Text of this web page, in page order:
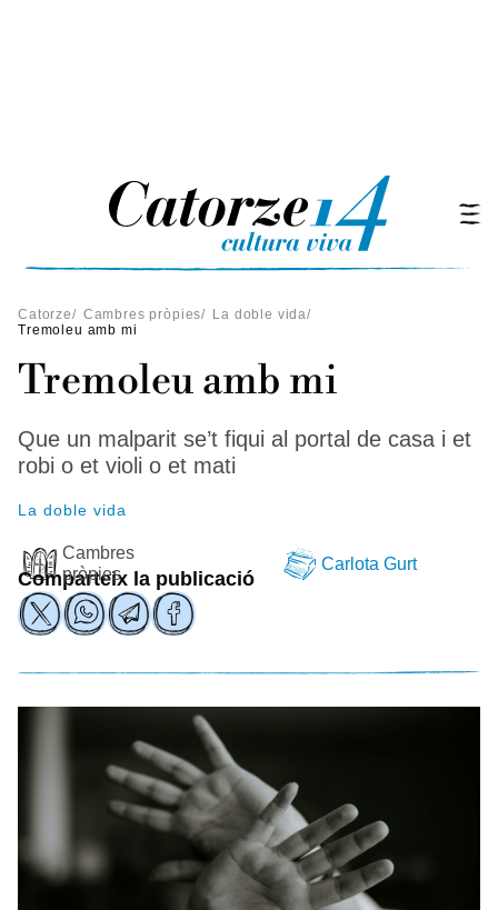
Catorze/ Cambres pròpies/ La doble vida/
Tremoleu amb mi
Tremoleu amb mi
Que un malparit se’t fiqui al portal de casa i et
robi o et violi o et mati
La doble vida
Cambres
pròpies
Carlota Gurt
Comparteix la publicació